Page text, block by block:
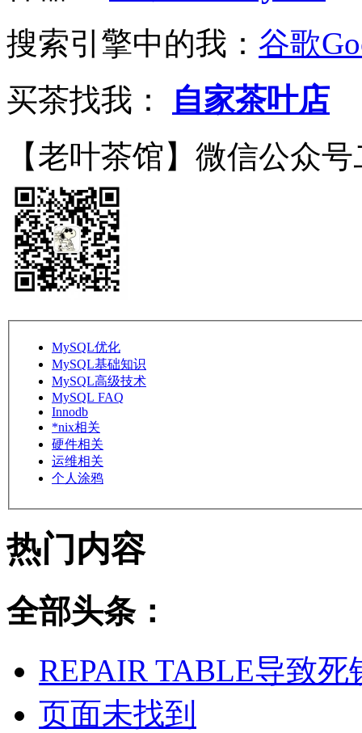
搜索引擎中的我： 谷歌
买茶找我：
自家茶叶店
【老叶茶馆】微信公众
MySQL优化
MySQL基础知识
MySQL高级技术
MySQL FAQ
Innodb
*nix相关
硬件相关
运维相关
个人涂鸦
热门内容
全部头条：
REPAIR TABLE导致死
页面未找到